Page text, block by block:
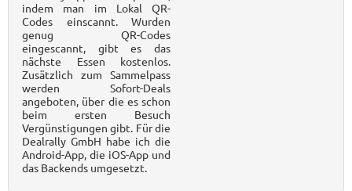
indem man im Lokal QR-
Codes einscannt. Wurden
genug QR-Codes
eingescannt, gibt es das
nächste Essen kostenlos.
Zusätzlich zum Sammelpass
werden Sofort-Deals
angeboten, über die es schon
beim ersten Besuch
Vergünstigungen gibt. Für die
Dealrally GmbH habe ich die
Android-App, die iOS-App und
das Backends umgesetzt.